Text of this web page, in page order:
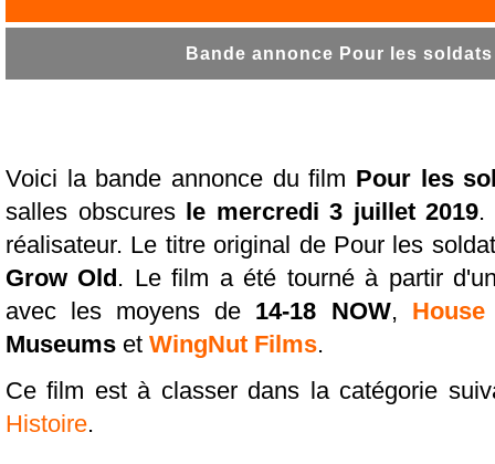
Bande annonce Pour les
Voici la bande annonce du film Pour les
salles obscures le mercredi 3 juillet 2019.
réalisateur. Le titre original de Pour les
Grow Old . Le film a été tourné à partir
avec les moyens de 14-18 NOW,
Museums et WingNut Films.
Ce film est à classer dans la catégorie
Histoire.